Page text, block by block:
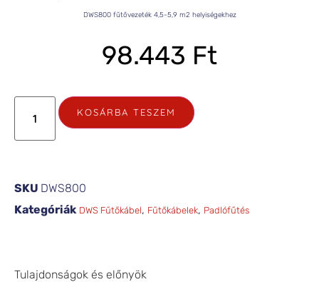
DWS800 fűtővezeték 4,5-5,9 m2 helyiségekhez
98.443 Ft
KOSÁRBA TESZEM
SKU DWS800
Kategóriák DWS Fűtőkábel, Fűtőkábelek, Padlófűtés
Tulajdonságok és előnyök